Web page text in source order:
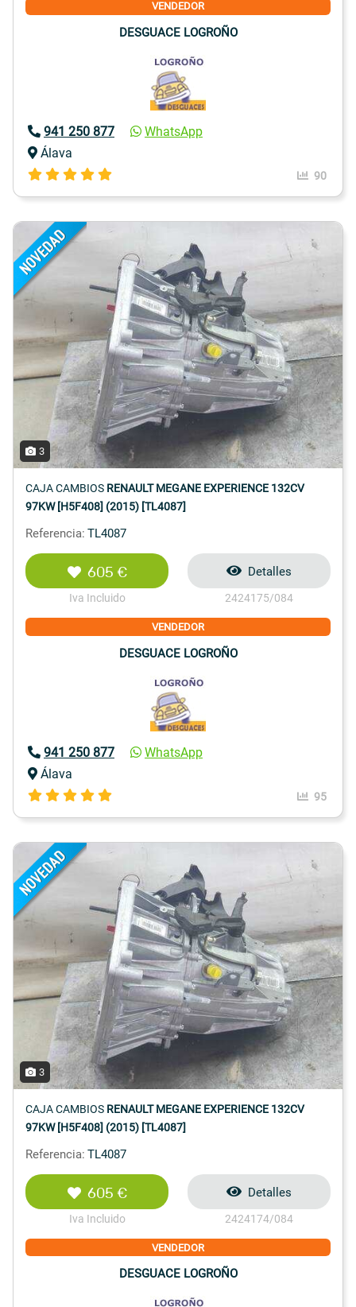
VENDEDOR
DESGUACE LOGROÑO
941 250 877
WhatsApp
Álava
90
3
CAJA CAMBIOS RENAULT MEGANE EXPERIENCE 132CV
97KW [H5F408] (2015) [TL4087]
Referencia: TL4087
605 €
Iva Incluido
Detalles
2424175/084
VENDEDOR
DESGUACE LOGROÑO
941 250 877
WhatsApp
Álava
95
3
CAJA CAMBIOS RENAULT MEGANE EXPERIENCE 132CV
97KW [H5F408] (2015) [TL4087]
Referencia: TL4087
605 €
Iva Incluido
Detalles
2424174/084
VENDEDOR
DESGUACE LOGROÑO